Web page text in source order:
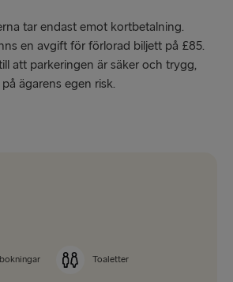
tar endast emot kortbetalning.
en avgift för förlorad biljett på £85.
att parkeringen är säker och trygg,
ägarens egen risk.
Toaletter